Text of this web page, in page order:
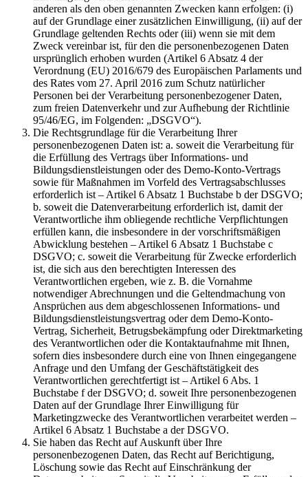
anderen als den oben genannten Zwecken kann erfolgen: (i)
auf der Grundlage einer zusätzlichen Einwilligung, (ii) auf der
Grundlage geltenden Rechts oder (iii) wenn sie mit dem
Zweck vereinbar ist, für den die personenbezogenen Daten
ursprünglich erhoben wurden (Artikel 6 Absatz 4 der
Verordnung (EU) 2016/679 des Europäischen Parlaments und
des Rates vom 27. April 2016 zum Schutz natürlicher
Personen bei der Verarbeitung personenbezogener Daten,
zum freien Datenverkehr und zur Aufhebung der Richtlinie
95/46/EG, im Folgenden: „DSGVO“).
Die Rechtsgrundlage für die Verarbeitung Ihrer
personenbezogenen Daten ist: a. soweit die Verarbeitung für
die Erfüllung des Vertrags über Informations- und
Bildungsdienstleistungen oder des Demo-Konto-Vertrags
sowie für Maßnahmen im Vorfeld des Vertragsabschlusses
erforderlich ist – Artikel 6 Absatz 1 Buchstabe b der DSGVO;
b. soweit die Datenverarbeitung erforderlich ist, damit der
Verantwortliche ihm obliegende rechtliche Verpflichtungen
erfüllen kann, die insbesondere in der vorschriftsmäßigen
Abwicklung bestehen – Artikel 6 Absatz 1 Buchstabe c
DSGVO; c. soweit die Verarbeitung für Zwecke erforderlich
ist, die sich aus den berechtigten Interessen des
Verantwortlichen ergeben, wie z. B. die Vornahme
notwendiger Abrechnungen und die Geltendmachung von
Ansprüchen aus dem abgeschlossenen Informations- und
Bildungsdienstleistungsvertrag oder dem Demo-Konto-
Vertrag, Sicherheit, Betrugsbekämpfung oder Direktmarketing
des Verantwortlichen oder die Kontaktaufnahme mit Ihnen,
sofern dies insbesondere durch eine von Ihnen eingegangene
Anfrage und den Umfang der Geschäftstätigkeit des
Verantwortlichen gerechtfertigt ist – Artikel 6 Abs. 1
Buchstabe f der DSGVO; d. soweit Ihre personenbezogenen
Daten auf der Grundlage Ihrer Einwilligung für
Marketingzwecke des Verantwortlichen verarbeitet werden –
Artikel 6 Absatz 1 Buchstabe a der DSGVO.
Sie haben das Recht auf Auskunft über Ihre
personenbezogenen Daten, das Recht auf Berichtigung,
Löschung sowie das Recht auf Einschränkung der